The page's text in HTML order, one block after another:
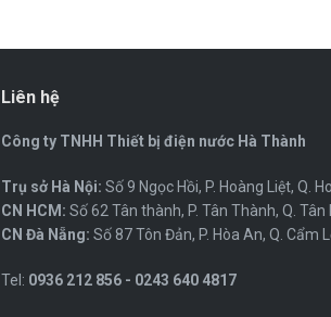
Liên hệ
Công ty TNHH Thiết bị điện nước Hà Thành
Trụ sở Hà Nội: Số 9 Ngọc Hồi, P. Hoàng Liệt, Q.
CN HCM: Số 62 Tân thành, P. Tân Thành, Q. Tân
CN Đà Nẵng: Số 87 Tôn Đản, P. Hòa An, Q. Cẩm
Tel: 0936 212 856 - 0243 640 4817